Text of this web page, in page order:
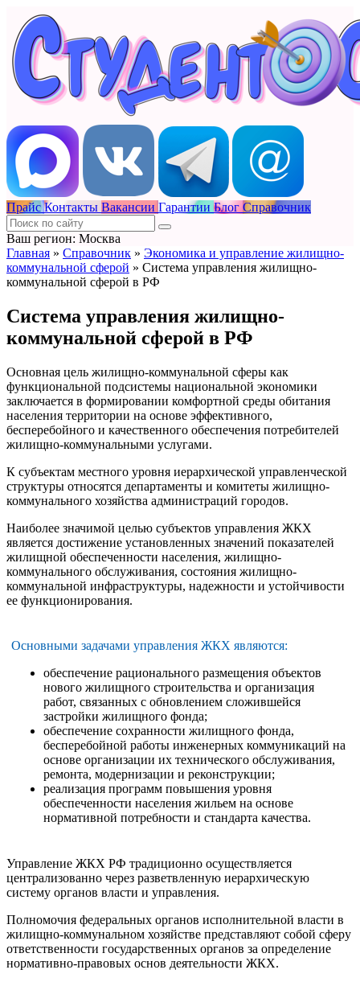
Прайс Контакты Вакансии Гарантии Блог Справочник
Ваш регион: Москва
Главная » Справочник » Экономика и управление жилищно-
коммунальной сферой » Система управления жилищно-
коммунальной сферой в РФ
Система управления жилищно-
коммунальной сферой в РФ
Основная цель жилищно-коммунальной сферы как
функциональной подсистемы национальной экономики
заключается в формировании комфортной среды обитания
населения территории на основе эффективного,
бесперебойного и качественного обеспечения потребителей
жилищно-коммунальными услугами.
К субъектам местного уровня иерархической управленческой
структуры относятся департаменты и комитеты жилищно-
коммунального хозяйства администраций городов.
Наиболее значимой целью субъектов управления ЖКХ
является достижение установленных значений показателей
жилищной обеспеченности населения, жилищно-
коммунального обслуживания, состояния жилищно-
коммунальной инфраструктуры, надежности и устойчивости
ее функционирования.
Основными задачами управления ЖКХ являются:
обеспечение рационального размещения объектов
нового жилищного строительства и организация
работ, связанных с обновлением сложившейся
застройки жилищного фонда;
обеспечение сохранности жилищного фонда,
бесперебойной работы инженерных коммуникаций на
основе организации их технического обслуживания,
ремонта, модернизации и реконструкции;
реализация программ повышения уровня
обеспеченности населения жильем на основе
нормативной потребности и стандарта качества.
Управление ЖКХ РФ традиционно осуществляется
централизованно через разветвленную иерархическую
систему органов власти и управления.
Полномочия федеральных органов исполнительной власти в
жилищно-коммунальном хозяйстве представляют собой сферу
ответственности государственных органов за определение
нормативно-правовых основ деятельности ЖКХ.